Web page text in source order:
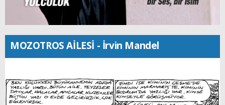
MOZOTROS AİLESİ - İrvin Mandel